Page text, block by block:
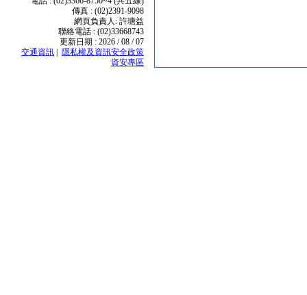
傳真 : (02)2391-9098
網頁負責人: 許瑭益
聯絡電話 : (02)33668743
更新日期 : 2026 / 08 / 07
交通資訊
隱私權及資訊安全政策
資安專區